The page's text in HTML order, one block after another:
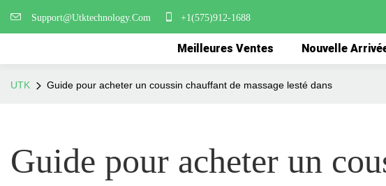
Support@Utktechnology.Com +1(575)912-1688
Meilleures Ventes Nouvelle
UTK Guide pour acheter un coussin chauffant de massage lesté dans
Guide pour acheter un